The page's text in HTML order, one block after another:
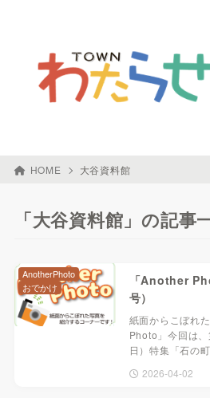
HOME 大谷資料館
「大谷資料館」の記事
「Another
号）
紙面からこぼれ
Photo」今回は
日）特集「石の
2026-04-02
AnotherPhoto
おでかけ